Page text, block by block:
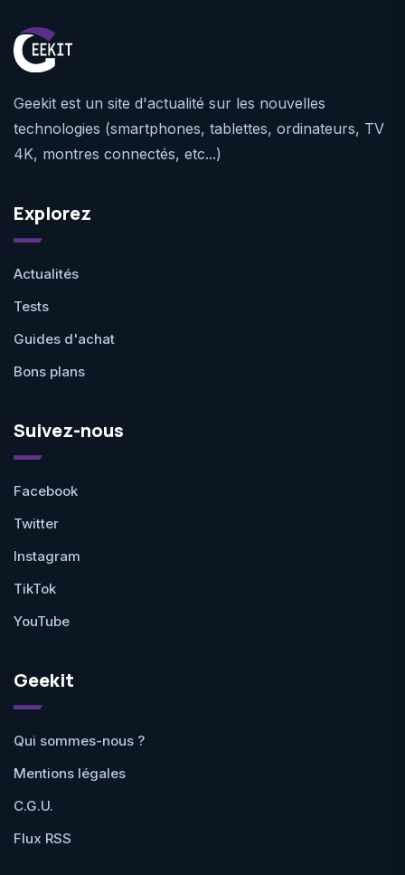
Geekit est un site d'actualité sur les nouvelles
technologies (smartphones, tablettes, ordinateurs, TV
4K, montres connectés, etc...)
Explorez
Actualités
Tests
Guides d'achat
Bons plans
Suivez-nous
Facebook
Twitter
Instagram
TikTok
YouTube
Geekit
Qui sommes-nous ?
Mentions légales
C.G.U.
Flux RSS